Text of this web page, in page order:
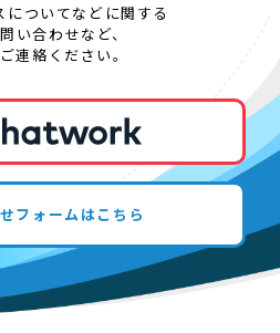
についてなどに関する
い合わせなど、
連絡ください。
フォームはこちら